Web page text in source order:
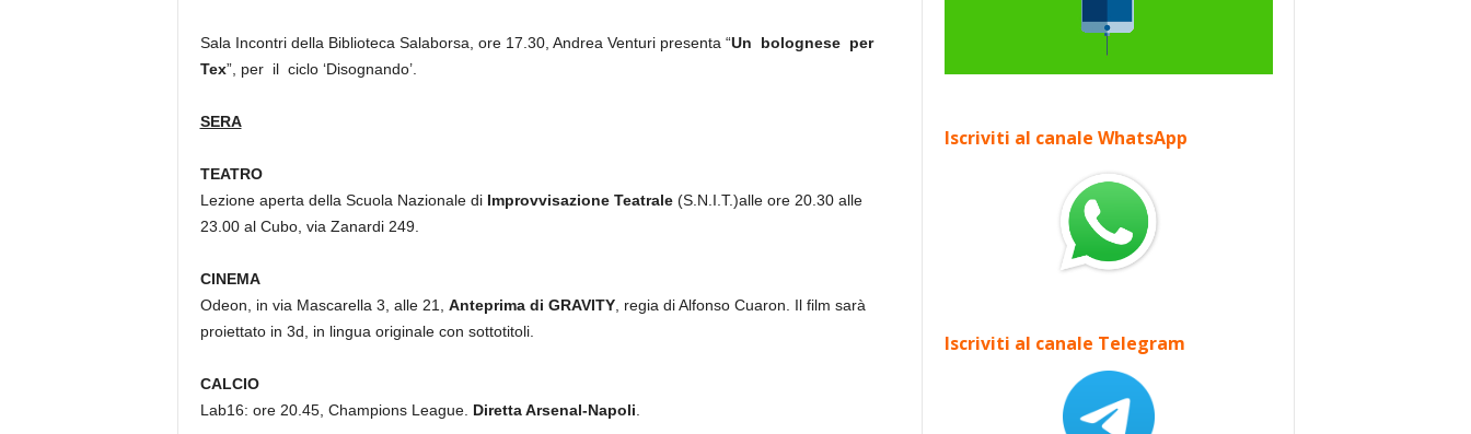
Sala Incontri della Biblioteca Salaborsa, ore 17.30, Andrea Venturi presenta “Un bolognese per
Tex”, per il ciclo ‘Disognando’.
SERA
TEATRO
Lezione aperta della Scuola Nazionale di Improvvisazione Teatrale(S.N.I.T.)alle ore 20.30 alle
23.00 al Cubo, via Zanardi 249.
CINEMA
Odeon, in via Mascarella 3, alle 21, Anteprima di GRAVITY, regia di Alfonso Cuaron. Il film sarà
proiettato in 3d, in lingua originale con sottotitoli.
CALCIO
Lab16: ore 20.45, Champions League. Diretta Arsenal-Napoli
Iscriviti al canale WhatsApp
Iscriviti al canale Telegram